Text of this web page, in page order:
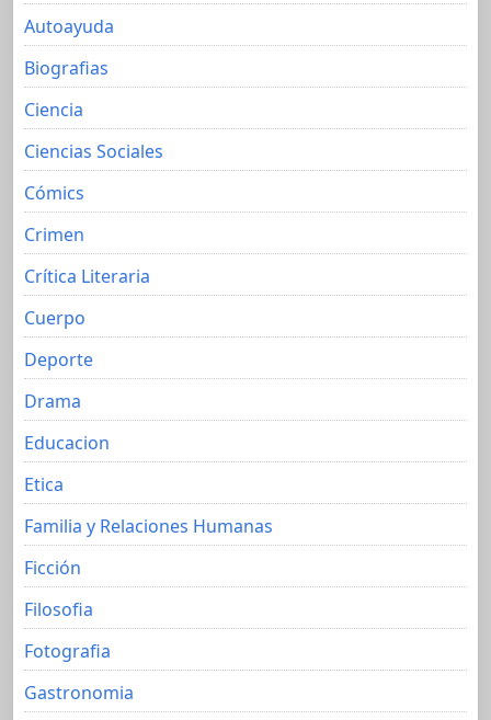
Autoayuda
Biografias
Ciencia
Ciencias Sociales
Cómics
Crimen
Crítica Literaria
Cuerpo
Deporte
Drama
Educacion
Etica
Familia y Relaciones Humanas
Ficción
Filosofia
Fotografia
Gastronomia